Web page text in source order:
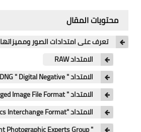
جوجل
بلوجر
محتويات المقال
تعرف على امتدادات الصور ومميزاتها
الامتداد RAW
الامتداد " DNG " Digital Negative
الامتداد " TIFF "Tagged Image File Format
الامتداد "GIF "Graphics Interchange Format